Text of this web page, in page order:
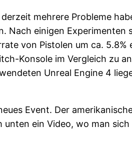
mehrere Probleme
einigen Experimenten
von Pistolen um ca.
Konsole im Vergleich zu
Unreal Engine 4
Event. Der
ein Video, wo man